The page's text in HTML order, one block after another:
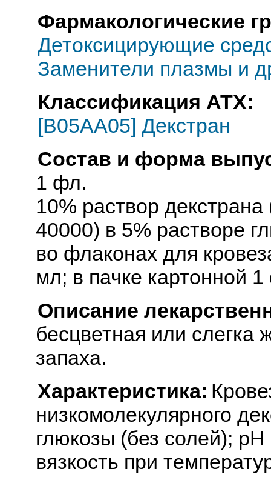
Фармакологические
Детоксицирующие
Заменители плазмы и
Классификация АТХ:
[B05AA05] Декстран
Состав и форма
1 фл.
10% раствор
40000) в 5% растворе
во флаконах для
мл; в пачке картонной
Описание
бесцветная или слегка
запаха.
Характеристика:
низкомолекулярного
глюкозы (без солей);
вязкость при